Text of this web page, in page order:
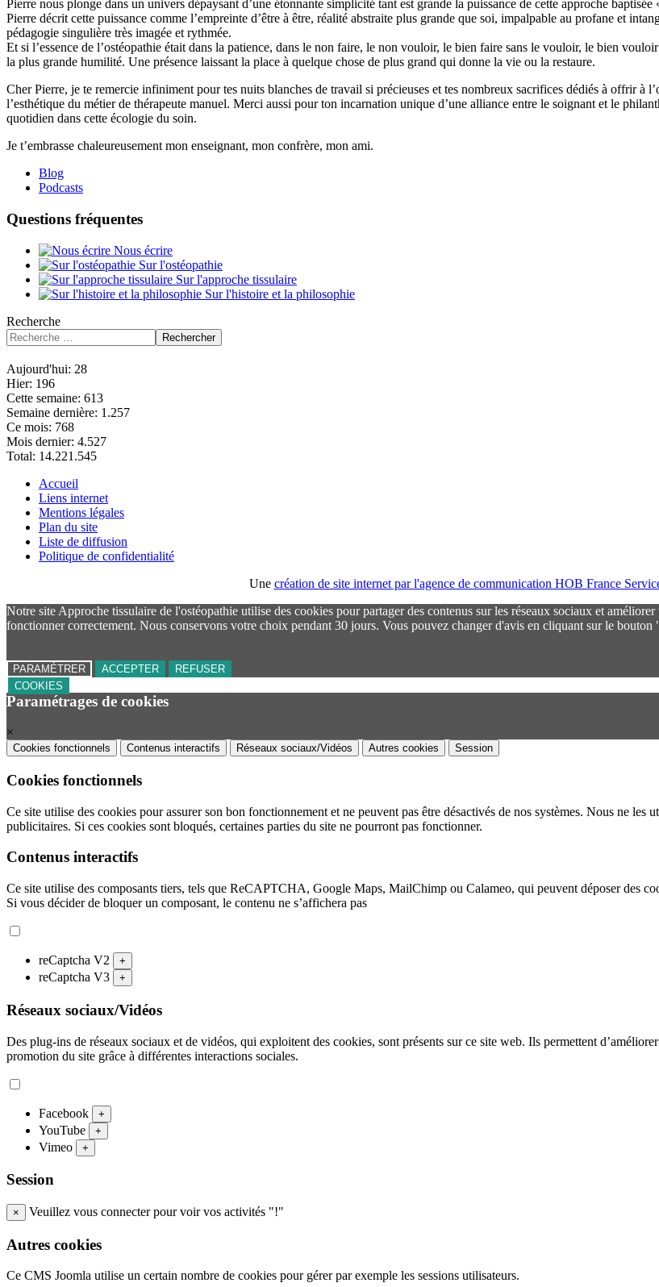
Pierre nous plonge dans un univers dépaysant d’une étonnante simplicité tant est grande la puissance de cette approche
Pierre décrit cette puissance comme l’empreinte d’être à être, réalité abstraite plus grande que soi, impalpable au profane et
pédagogie singulière très imagée et rythmée.
Et si l’essence de l’ostéopathie était dans la patience, dans le non faire, le non vouloir, le bien faire sans le vouloir, le bien
la plus grande humilité. Une présence laissant la place à quelque chose de plus grand qui donne la vie ou la restaure.
Cher Pierre, je te remercie infiniment pour tes nuits blanches de travail si précieuses et tes nombreux sacrifices dédiés à offrir à
l’esthétique du métier de thérapeute manuel. Merci aussi pour ton incarnation unique d’une alliance entre le soignant et le
quotidien dans cette écologie du soin.
Je t’embrasse chaleureusement mon enseignant, mon confrère, mon ami.
Blog
Podcasts
Questions fréquentes
Nous écrire
Sur l'ostéopathie
Sur l'approche tissulaire
Sur l'histoire et la philosophie
Recherche
Rechercher
Aujourd'hui: 28
Hier: 196
Cette semaine: 613
Semaine dernière: 1.257
Ce mois: 768
Mois dernier: 4.527
Total: 14.221.545
Accueil
Liens internet
Mentions légales
Plan du site
Liste de diffusion
Politique de confidentialité
Une création de site internet par l'agence de communication HOB France
Notre site Approche tissulaire de l'ostéopathie utilise des cookies pour partager des contenus sur les réseaux sociaux et
fonctionner correctement. Nous conservons votre choix pendant 30 jours. Vous pouvez changer d'avis en cliquant sur le bouton
PARAMÉTRER ACCEPTER
REFUSER
COOKIES
Paramétrages de cookies
×
Cookies fonctionnels Contenus interactifs Réseaux sociaux/Vidéos Autres cookies Session
Cookies fonctionnels
Ce site utilise des cookies pour assurer son bon fonctionnement et ne peuvent pas être désactivés de nos systèmes. Nous ne les
publicitaires. Si ces cookies sont bloqués, certaines parties du site ne pourront pas fonctionner.
Contenus interactifs
Ce site utilise des composants tiers, tels que ReCAPTCHA, Google Maps, MailChimp ou Calameo, qui peuvent déposer des
Si vous décider de bloquer un composant, le contenu ne s’affichera pas
reCaptcha V2 +
reCaptcha V3 +
Réseaux sociaux/Vidéos
Des plug-ins de réseaux sociaux et de vidéos, qui exploitent des cookies, sont présents sur ce site web. Ils permettent
promotion du site grâce à différentes interactions sociales.
Facebook +
YouTube +
Vimeo +
Session
× Veuillez vous connecter pour voir vos activités "!"
Autres cookies
Ce CMS Joomla utilise un certain nombre de cookies pour gérer par exemple les sessions utilisateurs.